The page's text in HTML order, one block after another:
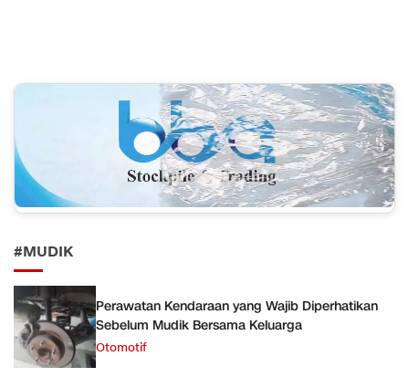
#MUDIK
Perawatan Kendaraan yang Wajib Diperhatikan
Sebelum Mudik Bersama Keluarga
Otomotif